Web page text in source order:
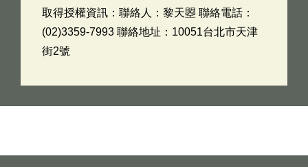
取得授權資訊：聯絡人：黎天曌 聯絡電話：
(02)3359-7993 聯絡地址：10051台北市天津
街2號